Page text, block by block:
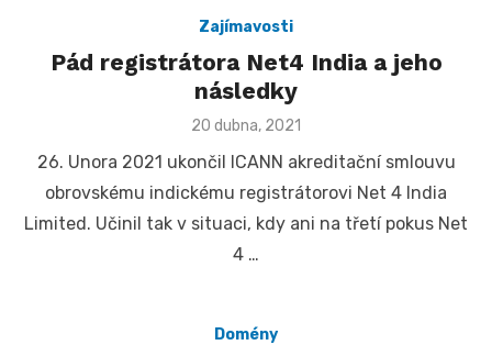
Zajímavosti
Pád registrátora Net4 India a jeho
následky
Posted
20 dubna, 2021
26. Unora 2021 ukončil ICANN akreditační smlouvu
obrovskému indickému registrátorovi Net 4 India
Limited. Učinil tak v situaci, kdy ani na třetí pokus Net
4 …
Domény